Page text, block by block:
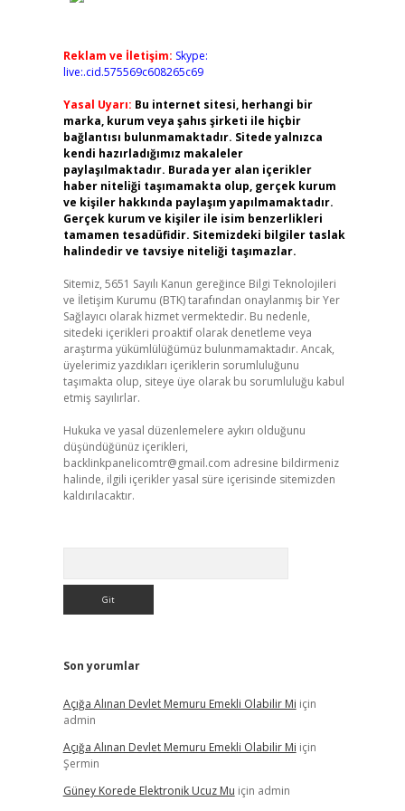
Reklam ve İletişim: Skype:
live:.cid.575569c608265c69
Yasal Uyarı: Bu internet sitesi, herhangi bir
marka, kurum veya şahıs şirketi ile hiçbir
bağlantısı bulunmamaktadır. Sitede yalnızca
kendi hazırladığımız makaleler
paylaşılmaktadır. Burada yer alan içerikler
haber niteliği taşımamakta olup, gerçek kurum
ve kişiler hakkında paylaşım yapılmamaktadır.
Gerçek kurum ve kişiler ile isim benzerlikleri
tamamen tesadüfidir. Sitemizdeki bilgiler taslak
halindedir ve tavsiye niteliği taşımazlar.
Sitemiz, 5651 Sayılı Kanun gereğince Bilgi Teknolojileri
ve İletişim Kurumu (BTK) tarafından onaylanmış bir Yer
Sağlayıcı olarak hizmet vermektedir. Bu nedenle,
sitedeki içerikleri proaktif olarak denetleme veya
araştırma yükümlülüğümüz bulunmamaktadır. Ancak,
üyelerimiz yazdıkları içeriklerin sorumluluğunu
taşımakta olup, siteye üye olarak bu sorumluluğu kabul
etmiş sayılırlar.
Hukuka ve yasal düzenlemelere aykırı olduğunu
düşündüğünüz içerikleri,
backlinkpanelicomtr@gmail.com adresine bildirmeniz
halinde, ilgili içerikler yasal süre içerisinde sitemizden
kaldırılacaktır.
Son yorumlar
Açığa Alınan Devlet Memuru Emekli Olabilir Mi için
admin
Açığa Alınan Devlet Memuru Emekli Olabilir Mi için
Şermin
Güney Korede Elektronik Ucuz Mu için admin